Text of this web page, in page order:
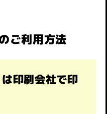
ご利用方法
印刷会社で印